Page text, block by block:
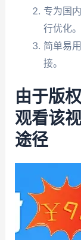
专为国
行优化。
简单易
接。
由于版
观看该
途径